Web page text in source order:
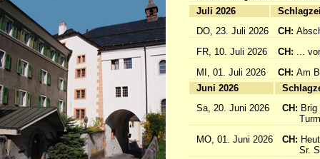
Juli 2026
DO, 23. Juli 2026
CH:
FR, 10. Juli 2026
CH: ...
MI, 01. Juli 2026
CH: Am
Juni 2026
Sa, 20. Juni 2026
CH:
MO, 01. Juni 2026
CH:
Sr.